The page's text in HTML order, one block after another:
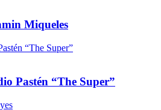
Miqueles
Pastén “The Super”